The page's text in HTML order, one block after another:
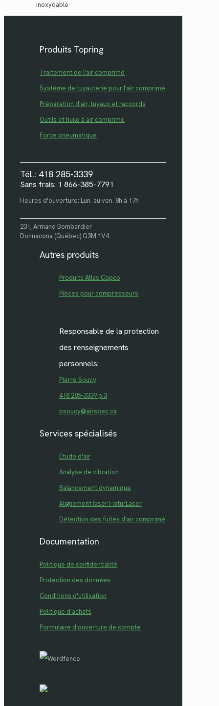
inoxydable
Produits Topring
Traitement de l'air comprimé
Système de tuyauterie pour l'air comprimé
Préparation d'air, tuyaux et raccords
Outils et huile à air comprimé
Force pneumatique
Tél.: 418 285-3339
Sans frais: 1 866-385-7791
Heures d'ouverture: Lun. au ven. 8h à 17h
231, Armand Bombardier
Donnacona (Québec) G3M 1V4
Autres produits
Produits Atlas Copco
Pièces pour compresseurs
Responsable de la protection
des renseignements
personnels:
Pierre Soucy
418 285-3339 p.3
psoucy@airspec.ca
Services spécialisés
Étude d'air
Analyse de vibration
Balancement dynamique
Alignement laser FixturLaser
Détection des fuites d'air comprimé
Documentation
Politique de confidentialité
Protection des données
Conditions d'utilisation
Politique d'achats
Formulaire d'ouverture de compte